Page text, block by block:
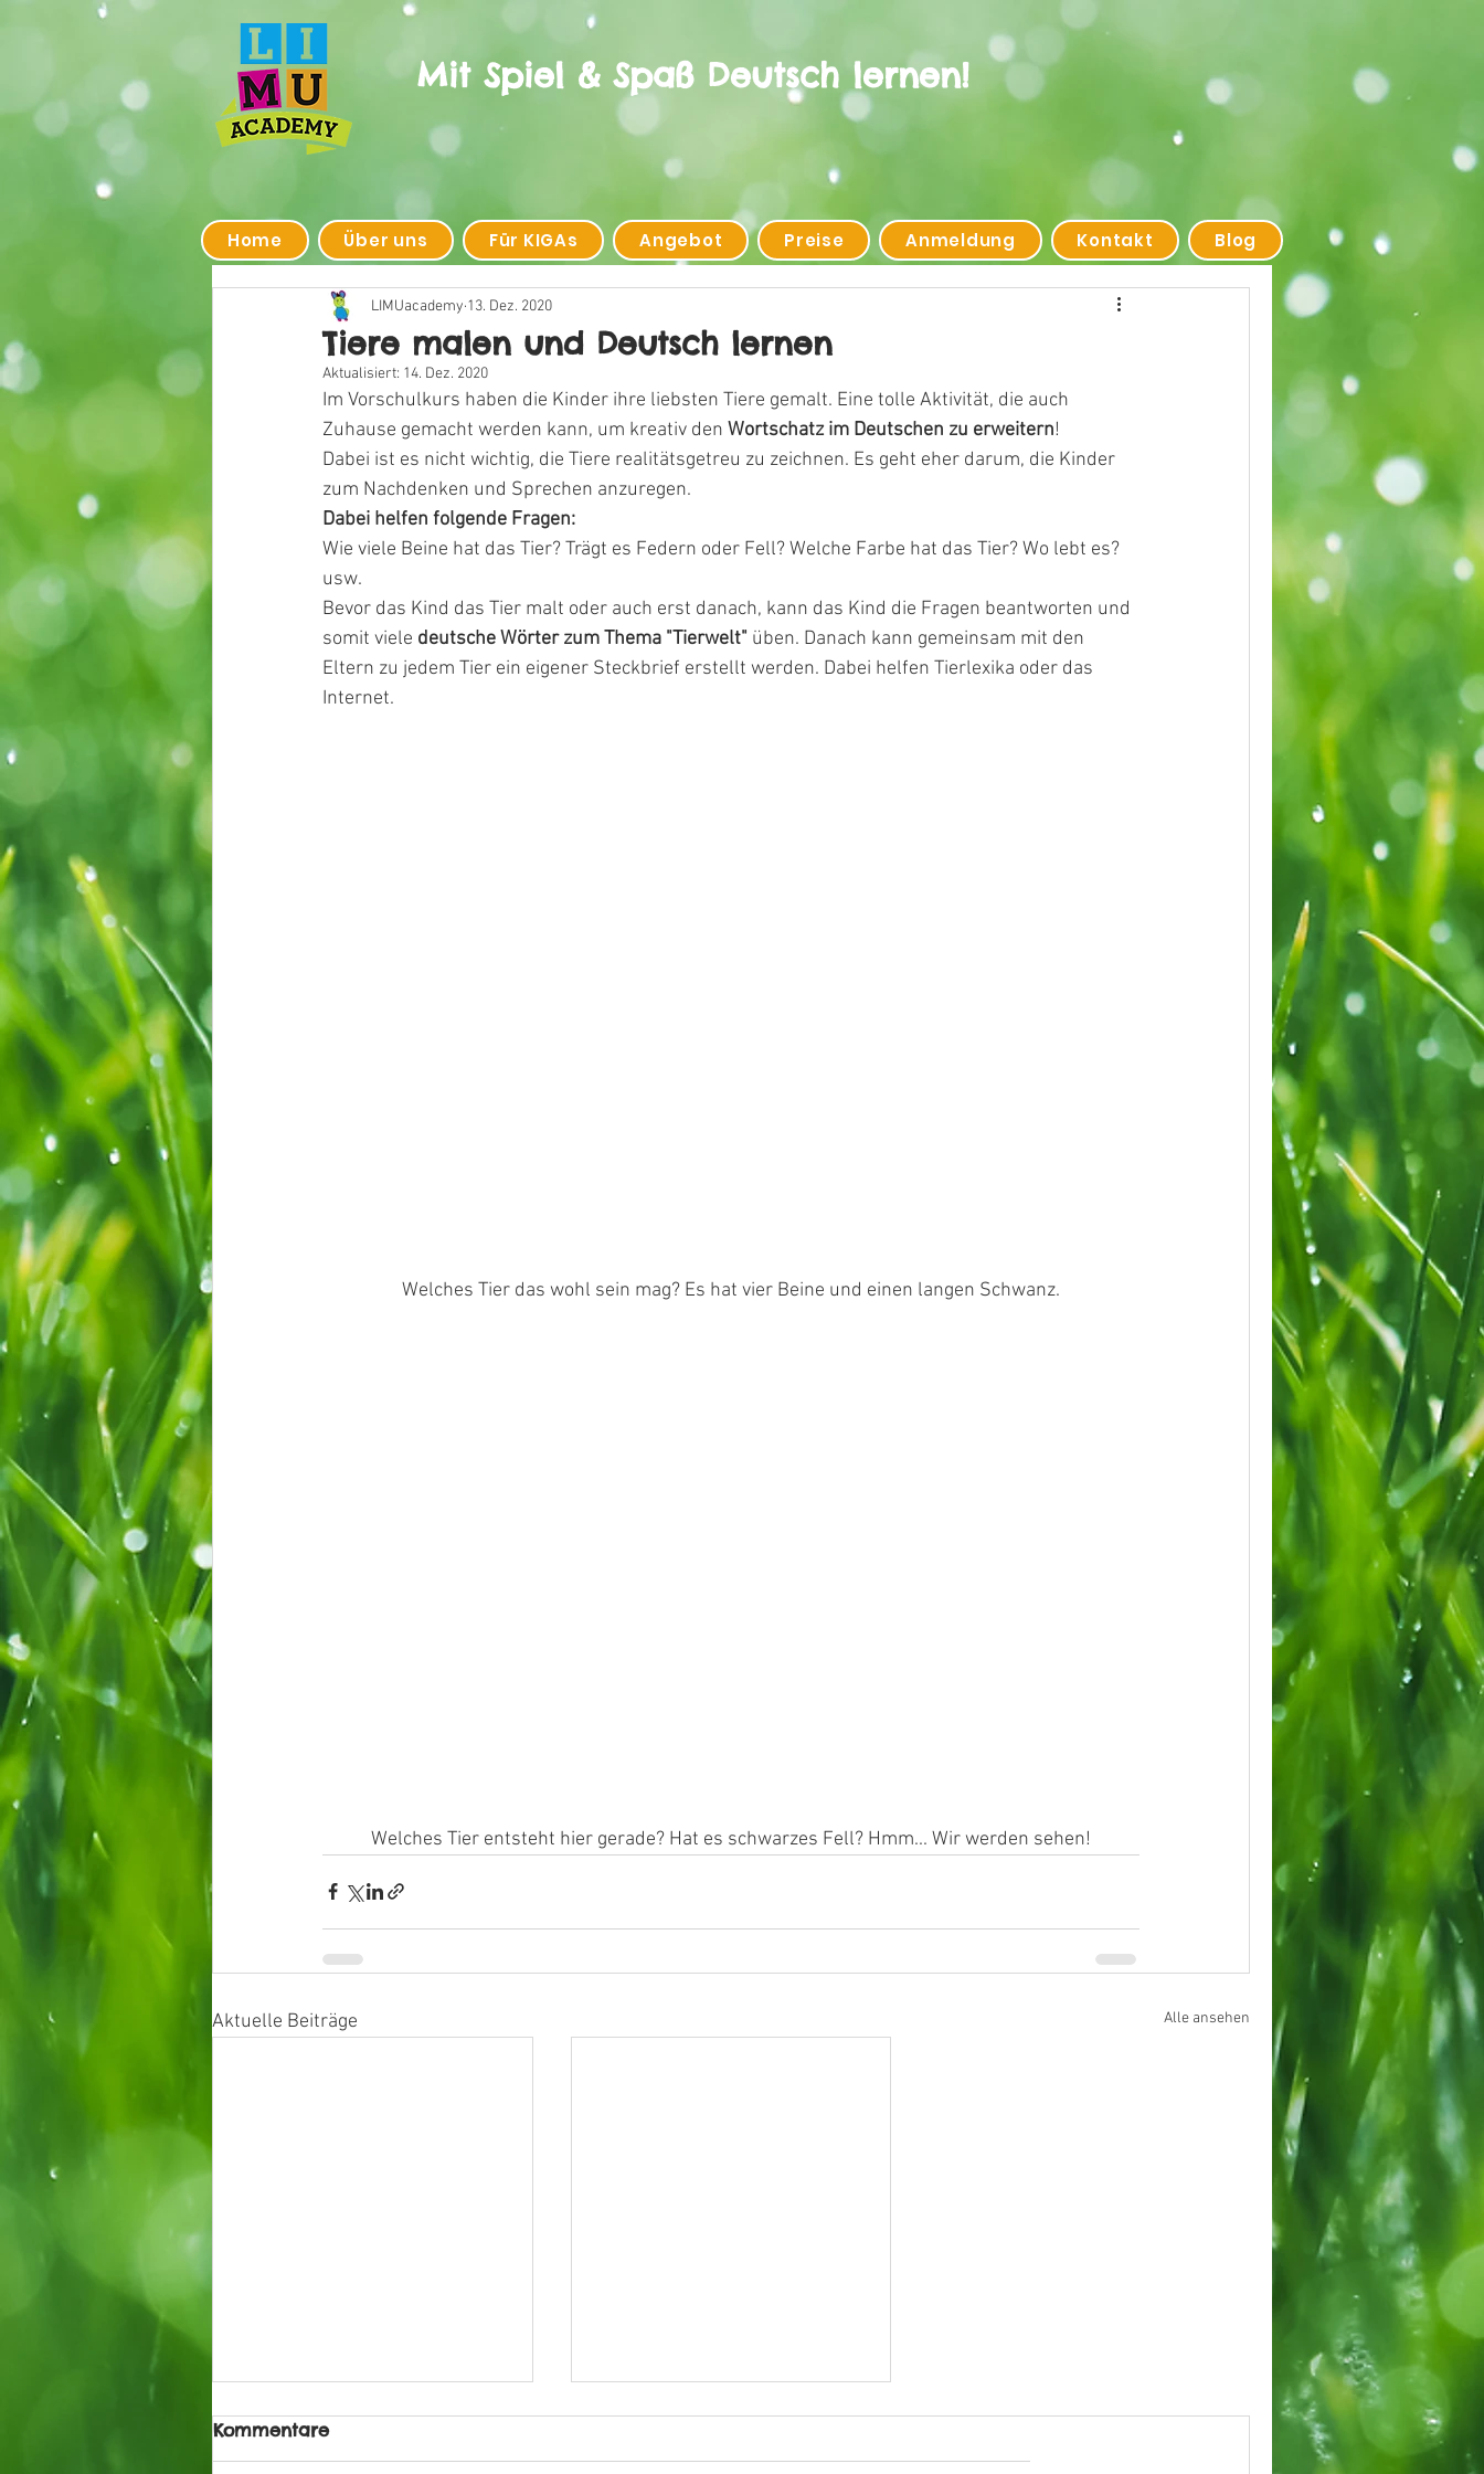
Mit Spiel & Spaß Deutsch lernen!
Home Über uns Für KIGAs Angebot Preise Anmeldung Kontakt Blog
Tiere malen und Deutsch lernen
LIMUacademy 13. Dez. 2020
Aktualisiert: 14. Dez. 2020
Im Vorschulkurs haben die Kinder ihre liebsten Tiere gemalt. Eine tolle Aktivität, die auch
Zuhause gemacht werden kann, um kreativ den Wortschatz im Deutschen zu erweitern!
Dabei ist es nicht wichtig, die Tiere realitätsgetreu zu zeichnen. Es geht eher darum, die Kinder
zum Nachdenken und Sprechen anzuregen.
Dabei helfen folgende Fragen:
Wie viele Beine hat das Tier? Trägt es Federn oder Fell? Welche Farbe hat das Tier? Wo lebt es?
usw.
Bevor das Kind das Tier malt oder auch erst danach, kann das Kind die Fragen beantworten und
somit viele deutsche Wörter zum Thema "Tierwelt" üben. Danach kann gemeinsam mit den
Eltern zu jedem Tier ein eigener Steckbrief erstellt werden. Dabei helfen Tierlexika oder das
Internet.
Welches Tier das wohl sein mag? Es hat vier Beine und einen langen Schwanz.
Welches Tier entsteht hier gerade? Hat es schwarzes Fell? Hmm... Wir werden sehen!
Aktuelle Beiträge Alle ansehen
Kommentare